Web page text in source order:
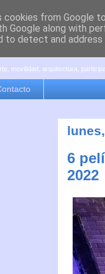
movilidad, arquitectura,
6
2022
cookies from Google
Google along with
to detect and address